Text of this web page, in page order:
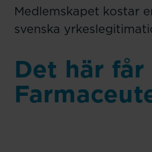
Medlemskapet kostar
svenska
Det här